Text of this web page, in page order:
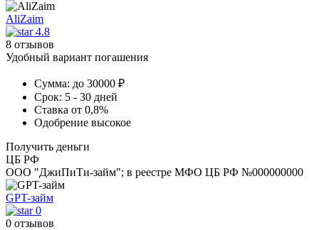
AliZaim
4.8
8 отзывов
Удобный вариант погашения
Сумма: до 30000 ₽
Срок: 5 - 30 дней
Ставка от 0,8%
Одобрение высокое
Получить деньги
ЦБ РФ
ООО "ДжиПиТи-займ"; в реестре МФО ЦБ РФ №000000000
GPT-займ
0
0 отзывов